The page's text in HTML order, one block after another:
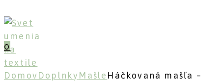
to
content
0
Domov Doplnky Mašle Háčkovaná mašľa –